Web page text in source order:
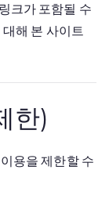
크가 포함될 수
해 본 사이트
한)
용을 제한할 수